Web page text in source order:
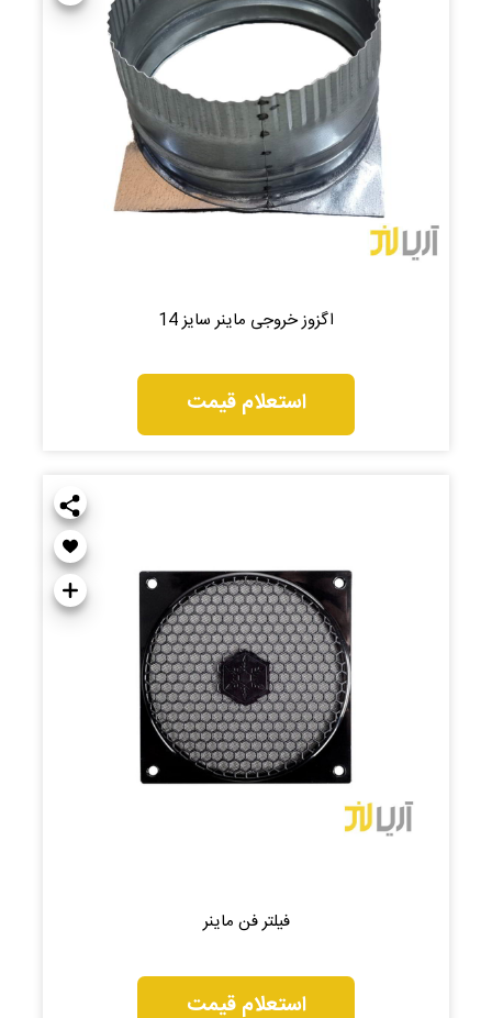
اگزوز خروجی ماینر سایز 14
استعلام قیمت
فیلتر فن ماینر
استعلام قیمت